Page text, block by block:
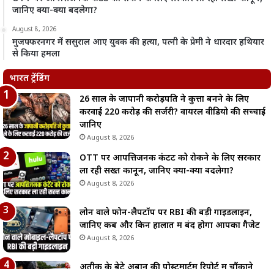
जानिए क्या-क्या बदलेगा?
August 8, 2026
मुजफ्फरनगर में ससुराल आए युवक की हत्या, पत्नी के प्रेमी ने धारदार हथियार
से किया हमला
भारत ट्रेंडिंग
26 साल के जापानी करोड़पति ने कुत्ता बनने के लिए
करवाई 220 करोड़ की सर्जरी? वायरल वीडियो की सच्चाई
जानिए
August 8, 2026
OTT पर आपत्तिजनक कंटेंट को रोकने के लिए सरकार
ला रही सख्त कानून, जानिए क्या-क्या बदलेगा?
August 8, 2026
लोन वाले फोन-लैपटॉप पर RBI की बड़ी गाइडलाइन,
जानिए कब और किन हालात में बंद होगा आपका गैजेट
August 8, 2026